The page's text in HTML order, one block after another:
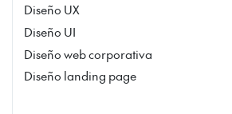
Diseño UX
Diseño UI
Diseño web corporativa
Diseño landing page